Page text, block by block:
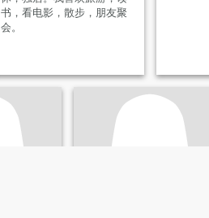
书，看电影，散步，朋友聚
会。